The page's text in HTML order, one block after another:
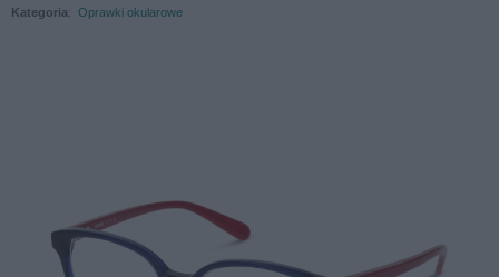
Kategoria: Oprawki okularowe